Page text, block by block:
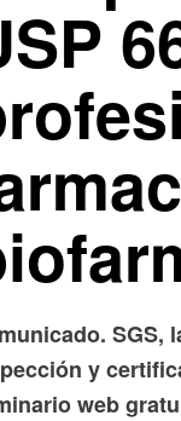
SGS,
y
web